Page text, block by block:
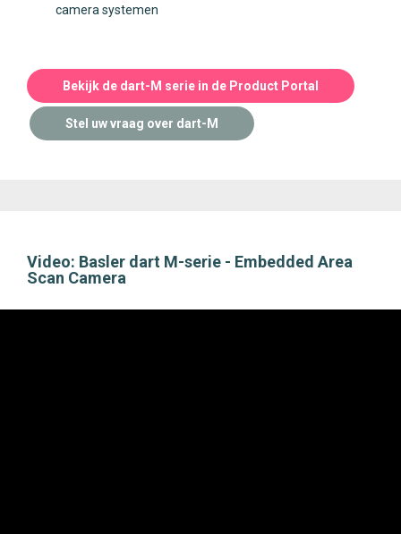
camera systemen
Bekijk de dart-M serie in de Product Portal
Stel uw vraag over dart-M
Video: Basler dart M-serie - Embedded Area
Scan Camera